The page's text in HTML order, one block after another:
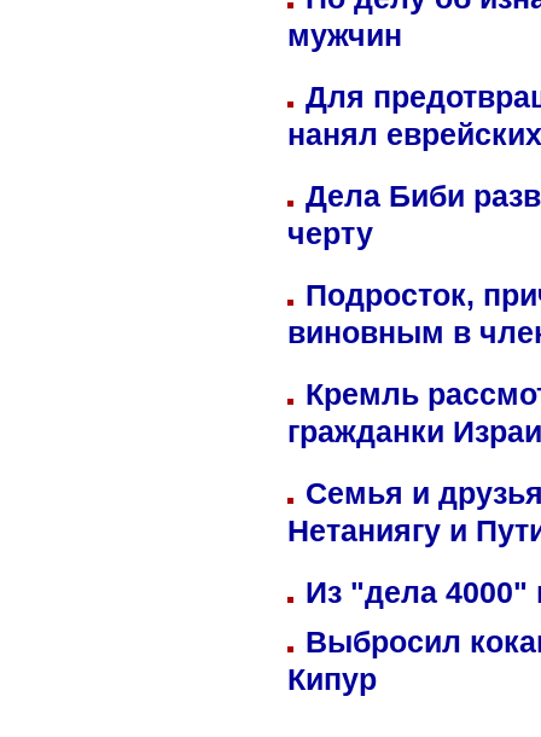
мужчин
Для
нанял
Дела Биби
черту
Подросток,
виновным в
Кремль
гражданки
Семья и
Нетаниягу и
Из "дела 4000"
Выбросил
Кипур